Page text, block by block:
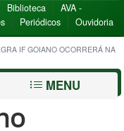
Biblioteca
AVA -
Periódicos Ouvidoria
IF GOIANO OCORRERÁ NA
MENU